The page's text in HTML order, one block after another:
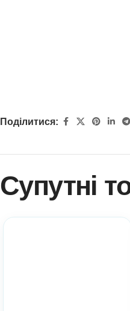
Поділитися:
Супутні